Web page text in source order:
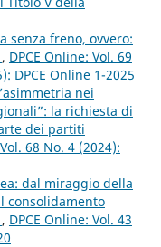
senza freno, ovvero:
, DPCE Online: Vol. 69
DPCE Online 1-2025
nei
la richiesta di
dei partiti
68 No. 4 (2024):
dal miraggio della
consolidamento
, DPCE Online: Vol. 43